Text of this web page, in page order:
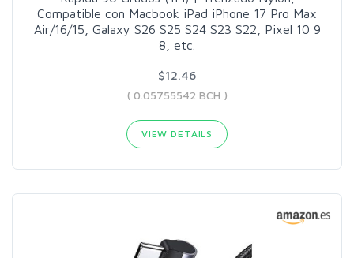
Compatible con Macbook iPad iPhone 17 Pro Max
Air/16/15, Galaxy S26 S25 S24 S23 S22, Pixel 10 9
8, etc.
$12.46
( 0.05755542 BCH )
VIEW DETAILS